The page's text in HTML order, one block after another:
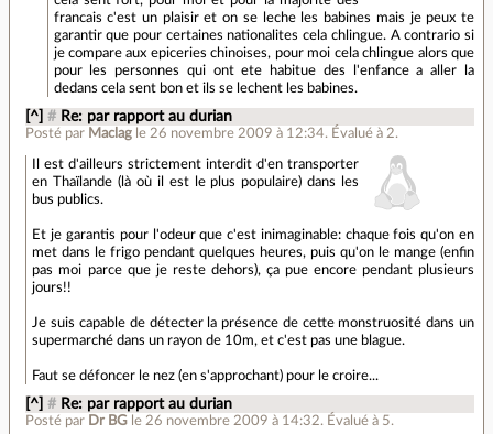
francais c'est un plaisir et on se leche les babines mais je peux te
garantir que pour certaines nationalites cela chlingue. A contrario si
je compare aux epiceries chinoises, pour moi cela chlingue alors que
pour les personnes qui ont ete habitue des l'enfance a aller la
dedans cela sent bon et ils se lechent les babines.
[^] # Re: par rapport au durian
Posté par Maclag le 26 novembre 2009 à 12:34. Évalué à2.
Il est d'ailleurs strictement interdit d'en transporter
en Thaïlande (là où il est le plus populaire) dans les
bus publics.
Et je garantis pour l'odeur que c'est inimaginable: chaque fois qu'on en
met dans le frigo pendant quelques heures, puis qu'on le mange (enfin
pas moi parce que je reste dehors), ça pue encore pendant plusieurs
jours!!
Je suis capable de détecter la présence de cette monstruosité dans un
supermarché dans un rayon de 10m, et c'est pas une blague.
Faut se défoncer le nez (en s'approchant) pour le croire...
[^] # Re: par rapport au durian
Posté par Dr BG le 26 novembre 2009 à 14:32. Évalué à 5.